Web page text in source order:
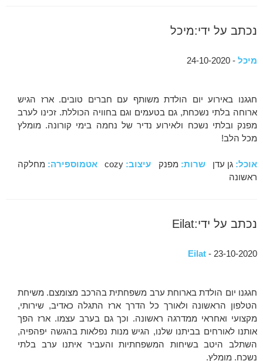
נכתב על ידי:מיכל
מיכל - 24-10-2020
חגגנו באירוע יום הולדת משותף עם חברים טובים. ארז הגיש
ארוחה בלתי נשכחת, גם בטעמים וגם בחוויה הכוללת. זכינו לערב
מפנק ובלתי נשכח ולאירוע נדיר של נחמה בימי קורונה. מומלץ
מכל הלב!
אוכל: גן עדןשרות: מפנק עיצוב: אטמוספירה: מחלקה
ראשונה
נכתב על ידי:Eilat
Eilat - 23-10-2020
חגגנו יום הולדת בארוחת ערב משפחתית בהרכב מצומצם. משיחת
הטלפון הראשונה ולאורך כל הדרך ארז התגלה כאדיב, שירותי,
מקצועי ואחראי ממדרגה ראשונה. וכך גם בערב עצמו. ארז הפך
אותנו לאורחים בביתנו שלנו, הגיש מנות נפלאות בהגשה יפהפיה,
השתלב היטב בשיחות המשפחתיות והעביר איתנו ערב בלתי
נשכח. מומלץ.